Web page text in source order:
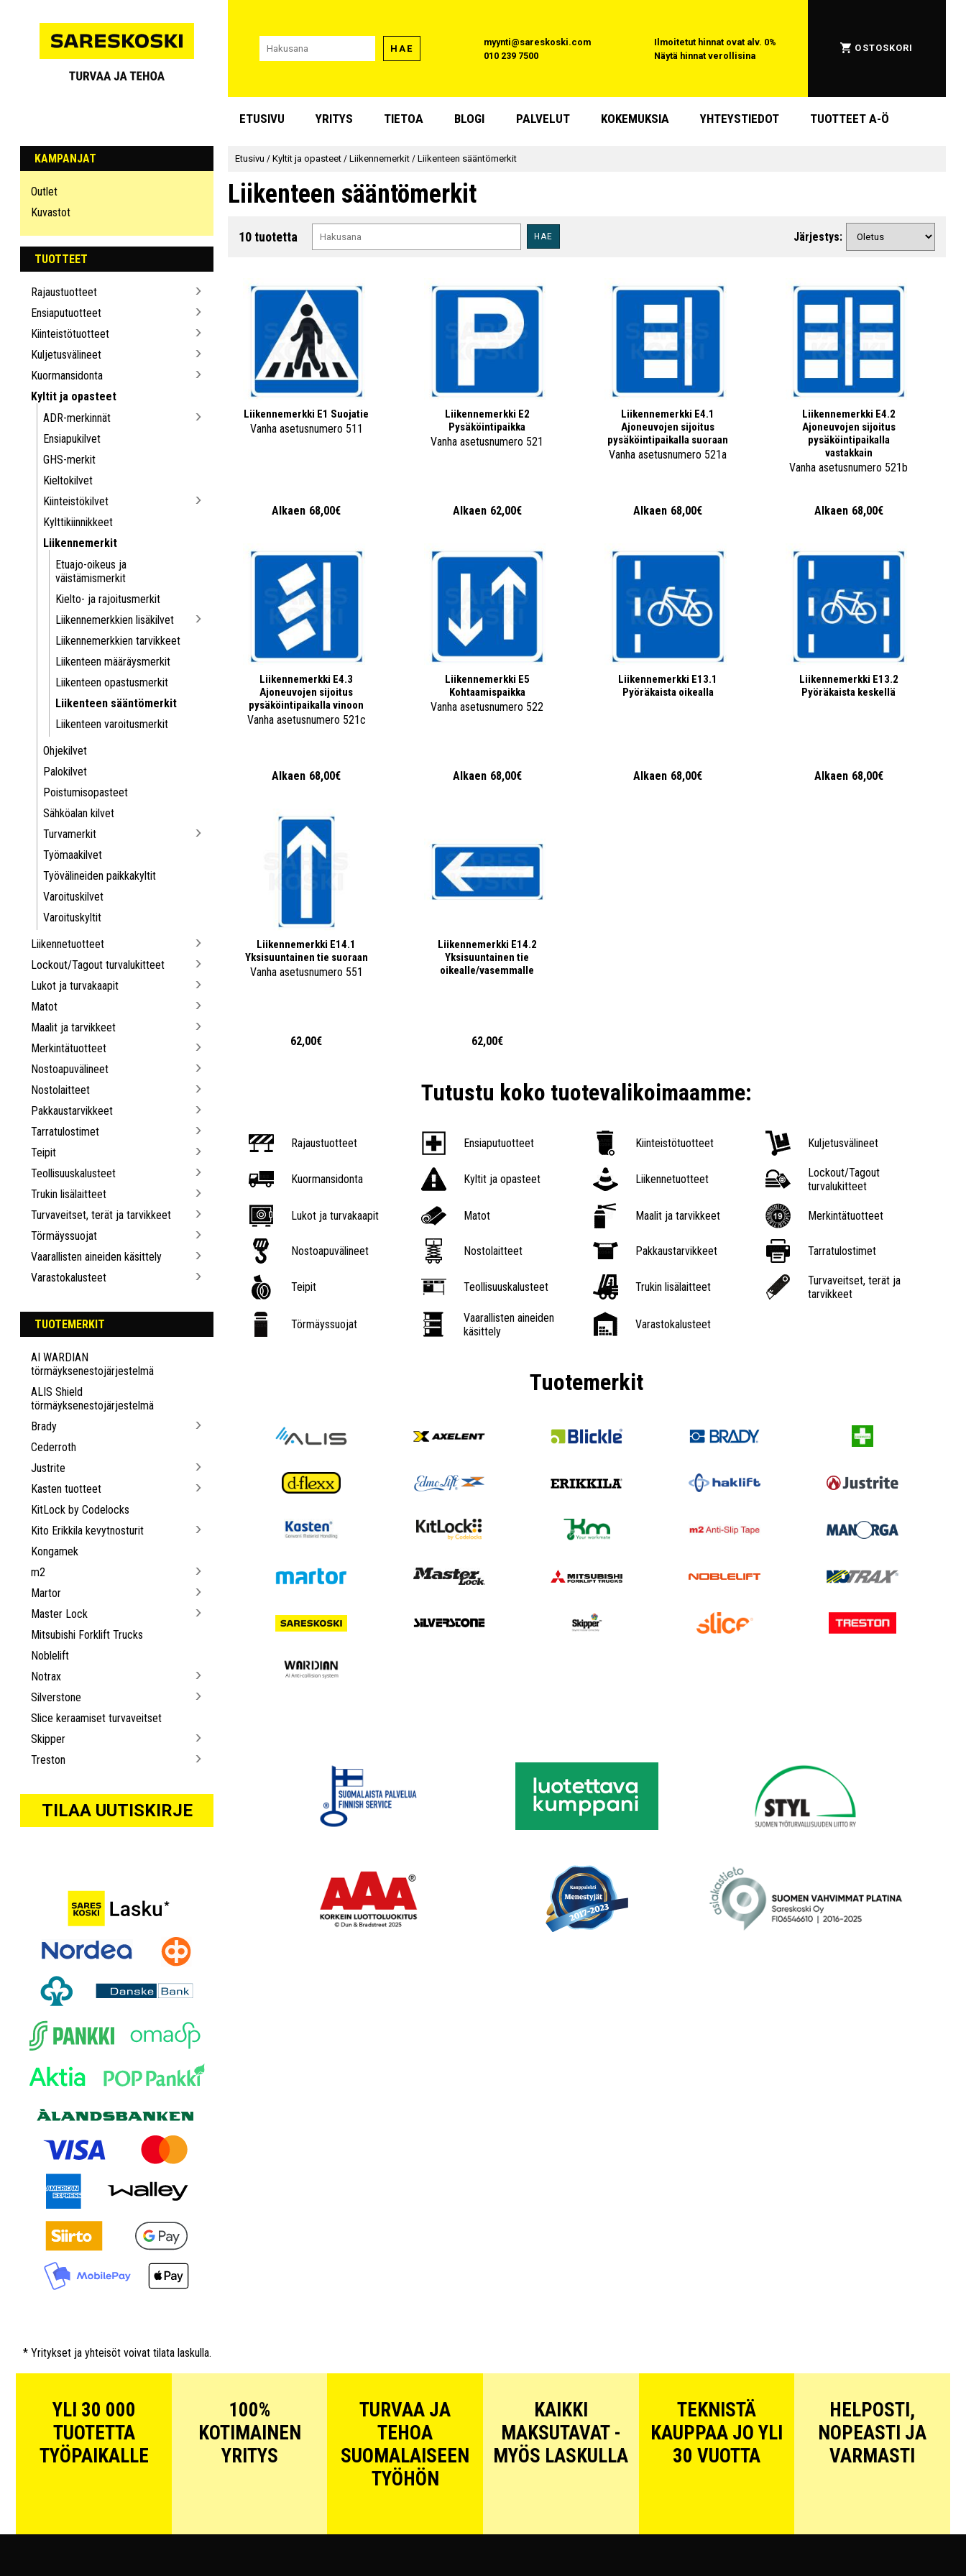
HAE
myynti@sareskoski.com
010 239 7500
Ilmoitetut hinnat ovat alv. 0%
Näytä hinnat verollisina
OSTOSKORI
ETUSIVU YRITYS TIETOA BLOGI PALVELUT KOKEMUKSIA YHTEYSTIEDOT TUOTTEET A-Ö
KAMPANJAT
Outlet
Kuvastot
TUOTTEET
Rajaustuotteet
Ensiaputuotteet
Kiinteistötuotteet
Kuljetusvälineet
Kuormansidonta
Kyltit ja opasteet
ADR-merkinnät
Ensiapukilvet
GHS-merkit
Kieltokilvet
Kiinteistökilvet
Kylttikiinnikkeet
Liikennemerkit
Etuajo-oikeus ja
väistämismerkit
Kielto- ja rajoitusmerkit
Liikennemerkkien lisäkilvet
Liikennemerkkien tarvikkeet
Liikenteen määräysmerkit
Liikenteen opastusmerkit
Liikenteen sääntömerkit
Liikenteen varoitusmerkit
Ohjekilvet
Palokilvet
Poistumisopasteet
Sähköalan kilvet
Turvamerkit
Työmaakilvet
Työvälineiden paikkakyltit
Varoituskilvet
Varoituskyltit
Liikennetuotteet
Lockout/Tagout turvalukitteet
Lukot ja turvakaapit
Matot
Maalit ja tarvikkeet
Merkintätuotteet
Nostoapuvälineet
Nostolaitteet
Pakkaustarvikkeet
Tarratulostimet
Teipit
Teollisuuskalusteet
Trukin lisälaitteet
Turvaveitset, terät ja tarvikkeet
Törmäyssuojat
Vaarallisten aineiden käsittely
Varastokalusteet
TUOTEMERKIT
AI WARDIAN
törmäyksenestojärjestelmä
ALIS Shield
törmäyksenestojärjestelmä
Brady
Cederroth
Justrite
Kasten tuotteet
KitLock by Codelocks
Kito Erikkila kevytnosturit
Kongamek
m2
Martor
Master Lock
Mitsubishi Forklift Trucks
Noblelift
Notrax
Silverstone
Slice keraamiset turvaveitset
Skipper
Treston
TILAA UUTISKIRJE
* Yritykset ja yhteisöt voivat tilata laskulla.
Etusivu /Kyltit ja opasteet /Liikennemerkit /Liikenteen sääntömerkit
Liikenteen sääntömerkit
10 tuotetta HAE Järjestys:
Liikennemerkki E1 Suojatie
Vanha asetusnumero 511
Alkaen 68,00€
Liikennemerkki E2
Pysäköintipaikka
Vanha asetusnumero 521
Alkaen 62,00€
Liikennemerkki E4.1
Ajoneuvojen sijoitus
pysäköintipaikalla suoraan
Vanha asetusnumero 521a
Alkaen 68,00€
Liikennemerkki E4.2
Ajoneuvojen sijoitus
pysäköintipaikalla
vastakkain
Vanha asetusnumero 521b
Alkaen 68,00€
Liikennemerkki E4.3
Ajoneuvojen sijoitus
pysäköintipaikalla vinoon
Vanha asetusnumero 521c
Alkaen 68,00€
Liikennemerkki E5
Kohtaamispaikka
Vanha asetusnumero 522
Alkaen 68,00€
Liikennemerkki E13.1
Pyöräkaista oikealla
Alkaen 68,00€
Liikennemerkki E13.2
Pyöräkaista keskellä
Alkaen 68,00€
Liikennemerkki E14.1
Yksisuuntainen tie suoraan
Vanha asetusnumero 551
62,00€
Liikennemerkki E14.2
Yksisuuntainen tie
oikealle/vasemmalle
62,00€
Tutustu koko tuotevalikoimaamme:
Rajaustuotteet Ensiaputuotteet Kiinteistötuotteet Kuljetusvälineet
Kuormansidonta Kyltit ja opasteet Liikennetuotteet
Lockout/Tagout
turvalukitteet
Lukot ja turvakaapit Matot Maalit ja tarvikkeet Merkintätuotteet
Nostoapuvälineet Nostolaitteet Pakkaustarvikkeet Tarratulostimet
Teipit Teollisuuskalusteet Trukin lisälaitteet
Turvaveitset, terät ja
tarvikkeet
Törmäyssuojat
Vaarallisten aineiden
käsittely
Varastokalusteet
Tuotemerkit
YLI 30 000
TUOTETTA
TYÖPAIKALLE
100%
KOTIMAINEN
YRITYS
TURVAA JA
TEHOA
SUOMALAISEEN
TYÖHÖN
KAIKKI
MAKSUTAVAT -
MYÖS LASKULLA
TEKNISTÄ
KAUPPAA JO YLI
30 VUOTTA
HELPOSTI,
NOPEASTI JA
VARMASTI